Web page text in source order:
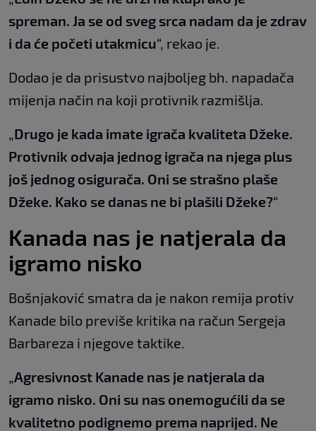
spreman. Ja se od sveg srca nadam da je zdrav
i da će početi utakmicu“, rekao je.
Dodao je da prisustvo najboljeg bh. napadača
mijenja način na koji protivnik razmišlja.
„Drugo je kada imate igrača kvaliteta Džeke.
Protivnik odvaja jednog igrača na njega plus
još jednog osigurača. Oni se strašno plaše
Džeke. Kako se danas ne bi plašili Džeke?“
Kanada nas je natjerala da
igramo nisko
Bošnjaković smatra da je nakon remija protiv
Kanade bilo previše kritika na račun Sergeja
Barbareza i njegove taktike.
„Agresivnost Kanade nas je natjerala da
igramo nisko. Oni su nas onemogućili da se
kvalitetno podignemo prema naprijed. Ne